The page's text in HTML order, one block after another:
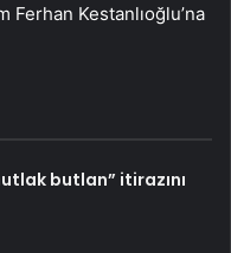
Ferhan Kestanlıoğlu’na
butlan” itirazını